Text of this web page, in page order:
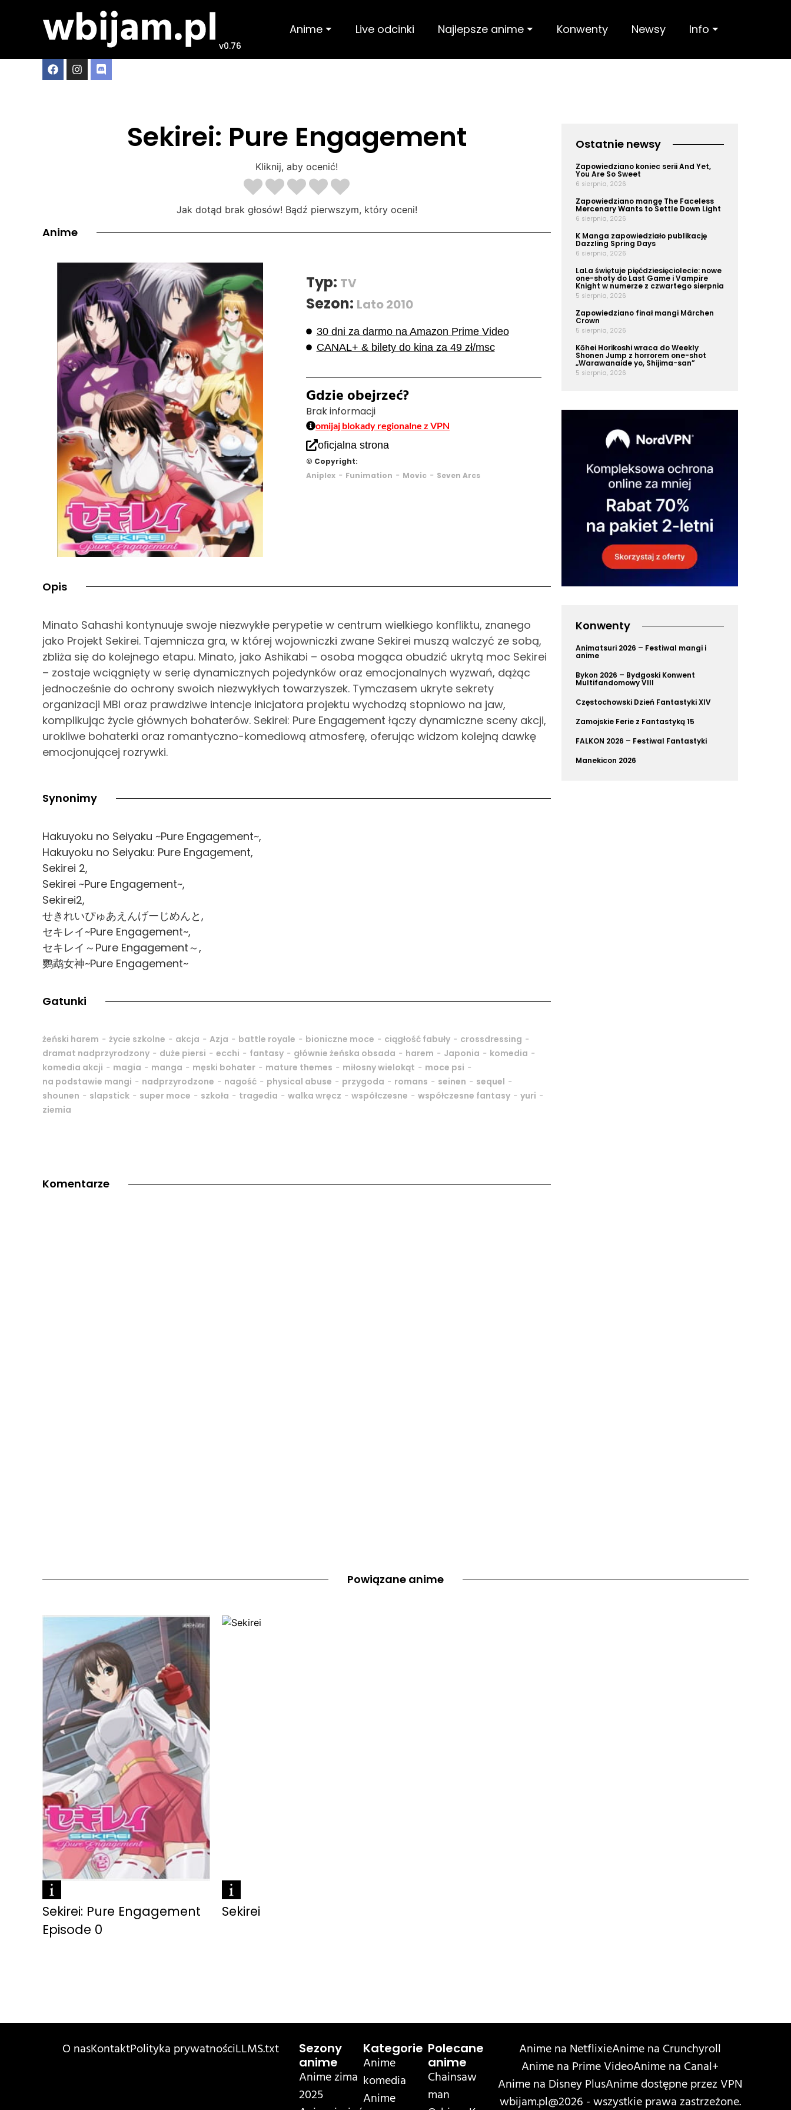
v0.76
Anime ⏷ Live odcinki Najlepsze anime ⏷ Konwenty Newsy Info ⏷
Sekirei: Pure Engagement
Kliknij, aby ocenić!
Jak dotąd brak głosów! Bądź pierwszym, który oceni!
Anime
Typ: TV
Sezon: Lato 2010
30 dni za darmo na Amazon Prime Video
CANAL+ & bilety do kina za 49 zł/msc
Gdzie obejrzeć?
Brak informacji
omijaj blokady regionalne z VPN
oficjalna strona
© Copyright:
Aniplex - Funimation - Movic - Seven Arcs
Opis
Minato Sahashi kontynuuje swoje niezwykłe perypetie w centrum wielkiego konfliktu, znanego
jako Projekt Sekirei. Tajemnicza gra, w której wojowniczki zwane Sekirei muszą walczyć ze sobą,
zbliża się do kolejnego etapu. Minato, jako Ashikabi – osoba mogąca obudzić ukrytą moc Sekirei
– zostaje wciągnięty w serię dynamicznych pojedynków oraz emocjonalnych wyzwań, dążąc
jednocześnie do ochrony swoich niezwykłych towarzyszek. Tymczasem ukryte sekrety
organizacji MBI oraz prawdziwe intencje inicjatora projektu wychodzą stopniowo na jaw,
komplikując życie głównych bohaterów. Sekirei: Pure Engagement łączy dynamiczne sceny akcji,
urokliwe bohaterki oraz romantyczno-komediową atmosferę, oferując widzom kolejną dawkę
emocjonującej rozrywki.
Synonimy
Hakuyoku no Seiyaku ~Pure Engagement~,
Hakuyoku no Seiyaku: Pure Engagement,
Sekirei 2,
Sekirei ~Pure Engagement~,
Sekirei2,
せきれいぴゅあえんげーじめんと,
セキレイ~Pure Engagement~,
セキレイ～Pure Engagement～,
鹦鹉女神~Pure Engagement~
Gatunki
żeński harem - życie szkolne - akcja - Azja - battle royale - bioniczne moce - ciągłość fabuły - crossdressing -
dramat nadprzyrodzony - duże piersi - ecchi - fantasy - głównie żeńska obsada - harem - Japonia - komedia -
komedia akcji - magia - manga - męski bohater - mature themes - miłosny wielokąt - moce psi -
na podstawie mangi - nadprzyrodzone - nagość - physical abuse - przygoda - romans - seinen - sequel -
shounen - slapstick - super moce - szkoła - tragedia - walka wręcz - współczesne - współczesne fantasy - yuri -
ziemia
Komentarze
Ostatnie newsy
Zapowiedziano koniec serii And Yet,
You Are So Sweet
6 sierpnia, 2026
Zapowiedziano mangę The Faceless
Mercenary Wants to Settle Down Light
6 sierpnia, 2026
K Manga zapowiedziało publikację
Dazzling Spring Days
6 sierpnia, 2026
LaLa świętuje pięćdziesięciolecie: nowe
one-shoty do Last Game i Vampire
Knight w numerze z czwartego sierpnia
5 sierpnia, 2026
Zapowiedziano finał mangi Märchen
Crown
5 sierpnia, 2026
Kōhei Horikoshi wraca do Weekly
Shonen Jump z horrorem one-shot
„Warawanaide yo, Shijima-san”
5 sierpnia, 2026
Konwenty
Animatsuri 2026 – Festiwal mangi i
anime
Bykon 2026 – Bydgoski Konwent
Multifandomowy VIII
Częstochowski Dzień Fantastyki XIV
Zamojskie Ferie z Fantastyką 15
FALKON 2026 – Festiwal Fantastyki
Manekicon 2026
Powiązane anime
Sekirei: Pure Engagement
Episode 0
Sekirei
O nasKontaktPolityka prywatnościLLMS.txt
Sezony
anime
Anime zima
2025
Kategorie
Anime
komedia
Anime
Polecane
anime
Chainsaw
man
Anime na NetflixieAnime na Crunchyroll
Anime na Prime VideoAnime na Canal+
Anime na Disney PlusAnime dostępne przez VPN
wbijam.pl@2026 - wszystkie prawa zastrzeżone.